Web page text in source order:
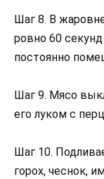
Шаг 8. В
ровно 60
постоянно
Шаг 9. Мясо
его луком с
Шаг 10.
горох, чеснок,